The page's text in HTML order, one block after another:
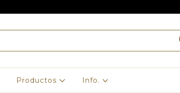
Productos Info.